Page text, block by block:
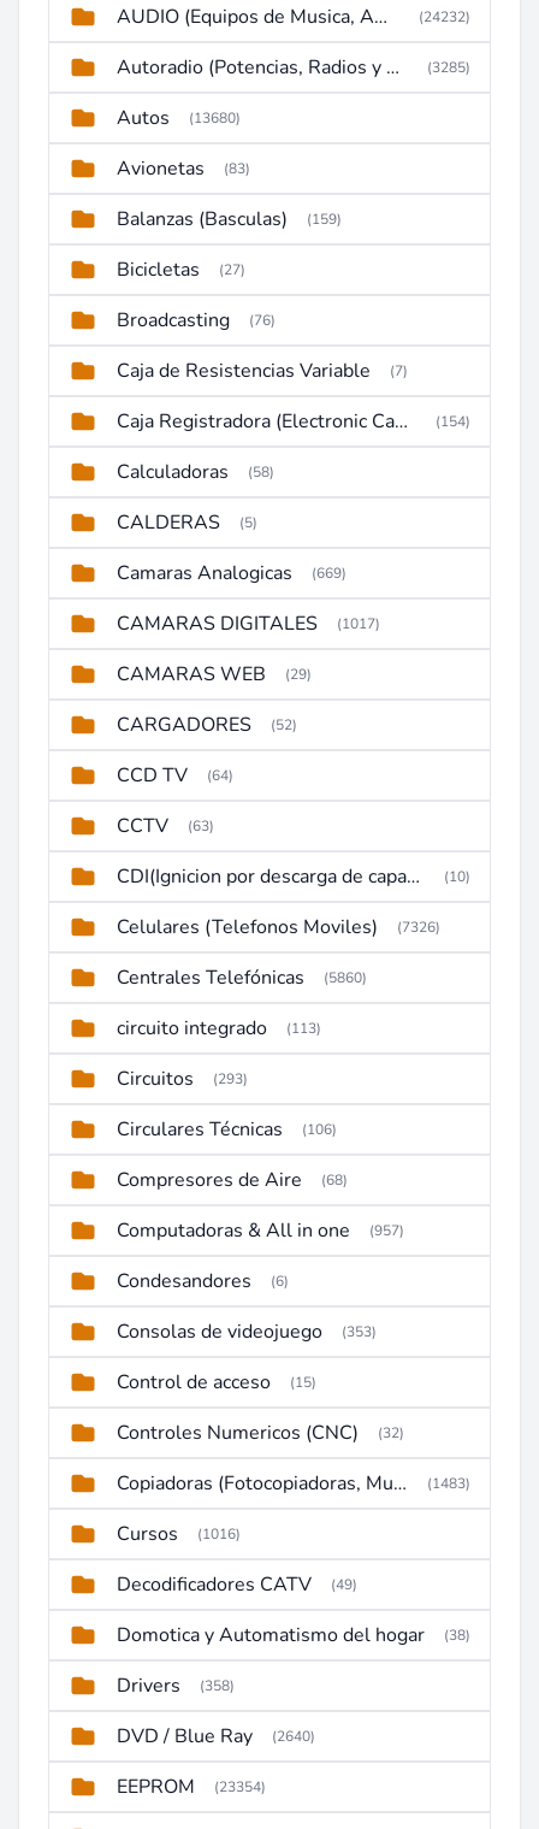
AUDIO (Equipos de Musica, Amplificadores, Reproductores, Etc) (24232)
Autoradio (Potencias, Radios y DVD) (3285)
Autos (13680)
Avionetas (83)
Balanzas (Basculas) (159)
Bicicletas (27)
Broadcasting (76)
Caja de Resistencias Variable (7)
Caja Registradora (Electronic Cash Register) (154)
Calculadoras (58)
CALDERAS (5)
Camaras Analogicas (669)
CAMARAS DIGITALES (1017)
CAMARAS WEB (29)
CARGADORES (52)
CCD TV (64)
CCTV (63)
CDI(Ignicion por descarga de capacitor) (10)
Celulares (Telefonos Moviles) (7326)
Centrales Telefónicas (5860)
circuito integrado (113)
Circuitos (293)
Circulares Técnicas (106)
Compresores de Aire (68)
Computadoras & All in one (957)
Condesandores (6)
Consolas de videojuego (353)
Control de acceso (15)
Controles Numericos (CNC) (32)
Copiadoras (Fotocopiadoras, Multifunctions, Ploter, etc) (1483)
Cursos (1016)
Decodificadores CATV (49)
Domotica y Automatismo del hogar (38)
Drivers (358)
DVD / Blue Ray (2640)
EEPROM (23354)